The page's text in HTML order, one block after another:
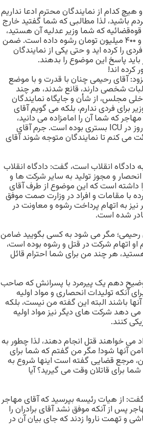
کدام از نمایندگان محترم ادعا نداریم
باشید، لذا مطالبی که شما گفتید خارج
که شما وزیر عدلیه آن هستید،
اعلام کرده این فرد شروع به قتل عمد کرده و یک میلیارد و ۴۰۰ میلیون تومان رشوه داده است. ضمن
را کرده اید و حتی یکی از نمایندگان
پاسخ این موضوع را بدهند.
کرده اند!
آقای رحیمی چنان با قدرت و با موضع
شخصی دارند، قانع شدند، هر چند
ماده ۲۲ آیین نامه داخلی مجلس، از شأن و جایگاه نمایندگان
برای فردی ندارم، بلکه می گویم آقای
که شما آن را امامزاده می دانید،
معاون وزیر صمت را ترور کرده اند و آقای برادران چندین روز در ICU بستری بوده است. جرم آقای
می کنم تا نمایندگان متوجه شوند آقای
دادگاه انقلاب است، گفت: دادگاه انقلاب
انحصار و مجوز تولید به سایر شرکت ها و
داشته است که این موضوع از طرف آقای
با مقامات و افراد در وزارت صمت موفق
به اتهام پرداخت رشوه و معاونت در
شده است.
رحیمی؛ مگر می شود به کسی بگویید ضامن
اتهام شرکت در قتل و رشوه بوده است،
هر چند من برای شما احترام قائل
توضیح دهم یک پیرمرد با پسرانش که صاحب
آنکه تولیدات انحصاری و مواد اولیه
باشند البته این گفته من نیست، بلکه
می دهد شرکت های دیگر نیز مواد اولیه
کنند.
می خواهند قتل انجام دهند، لذا چطور به
آنها شود! مگر من گفتم که شما برای
مرجع قضایی گفته است اینها شروع به
شما برای قاتلان وقت می گیرید؟ آیا
هیات رئیسه بپرسید که آقای مهاجر
پس از آنکه موفق نشد آقای برادران را
و تهمت ناروا زدند که جای بیان آن در